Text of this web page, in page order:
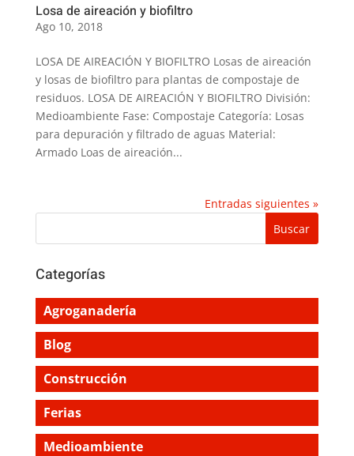
Losa de aireación y biofiltro
Ago 10, 2018
LOSA DE AIREACIÓN Y BIOFILTRO Losas de aireación
y losas de biofiltro para plantas de compostaje de
residuos. LOSA DE AIREACIÓN Y BIOFILTRO División:
Medioambiente Fase: Compostaje Categoría: Losas
para depuración y filtrado de aguas Material:
Armado Loas de aireación...
Entradas siguientes »
Categorías
Agroganadería
Blog
Construcción
Ferias
Medioambiente